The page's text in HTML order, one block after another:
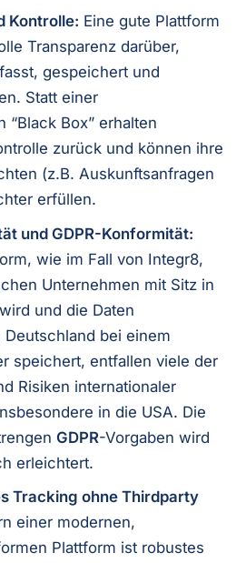
Kontrolle: Eine gute Plattform
Transparenz darüber,
gespeichert und
Statt einer
“Black Box” erhalten
zurück und können ihre
(z.B. Auskunftsanfragen
erfüllen.
und GDPR-Konformität:
wie im Fall von Integr8,
Unternehmen mit Sitz in
und die Daten
bei einem
speichert, entfallen viele der
Risiken internationaler
in die USA. Die
GDPR-Vorgaben wird
erleichtert.
Tracking ohne Thirdparty
einer modernen,
Plattform ist robustes